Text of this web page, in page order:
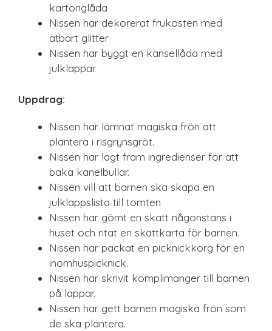
kartonglåda
Nissen har dekorerat frukosten med
ätbart glitter
Nissen har byggt en känsellåda med
julklappar
Uppdrag:
Nissen har lämnat magiska frön att
plantera i risgrynsgröt.
Nissen har lagt fram ingredienser för att
baka kanelbullar.
Nissen vill att barnen ska skapa en
julklappslista till tomten
Nissen har gömt en skatt någonstans i
huset och ritat en skattkarta för barnen.
Nissen har packat en picknickkorg för en
inomhuspicknick.
Nissen har skrivit komplimanger till barnen
på lappar.
Nissen har gett barnen magiska frön som
de ska plantera.